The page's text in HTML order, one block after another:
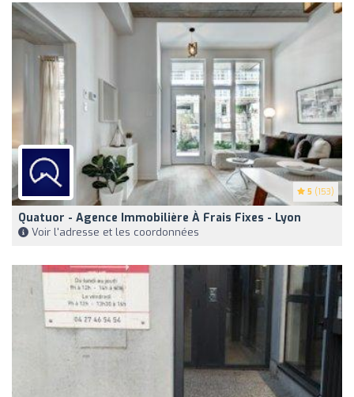
5 (153)
Quatuor - Agence Immobilière À Frais Fixes - Lyon
Voir l'adresse et les coordonnées